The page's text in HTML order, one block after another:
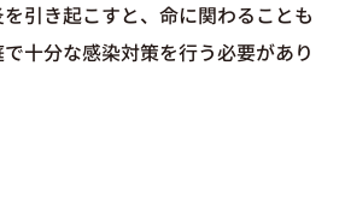
引き起こすと、命に関わることも
十分な感染対策を行う必要があり